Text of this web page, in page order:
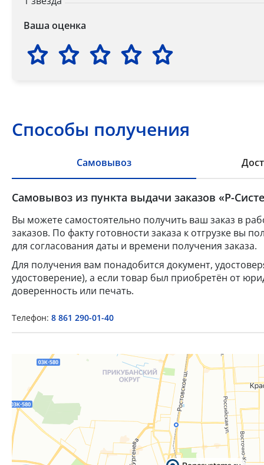
Ваша оценка
Способы получения
Самовывоз
Самовывоз из пункта выдачи заказов «Р-
Вы можете самостоятельно получить ваш заказ в
заказов. По факту готовности заказа к отгрузке вы
для согласования даты и времени получения заказа.
Для получения вам понадобится документ,
удостоверение), а если товар был приобретён от
доверенность или печать.
Телефон: 8 861 290-01-40